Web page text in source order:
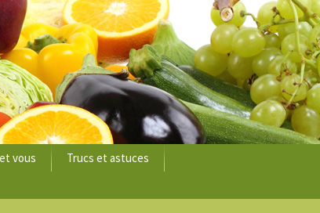
vous
Trucs et astuces